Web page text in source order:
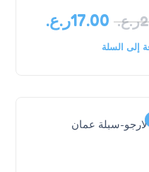
ر.ع. 17.00ر.ع.
إلى السلة